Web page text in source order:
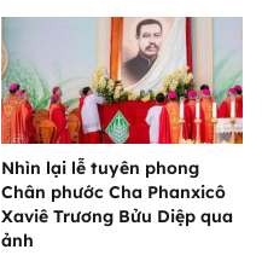
Nhìn lại lễ tuyên phong
Chân phước Cha Phanxicô
Xaviê Trương Bửu Diệp qua
ảnh